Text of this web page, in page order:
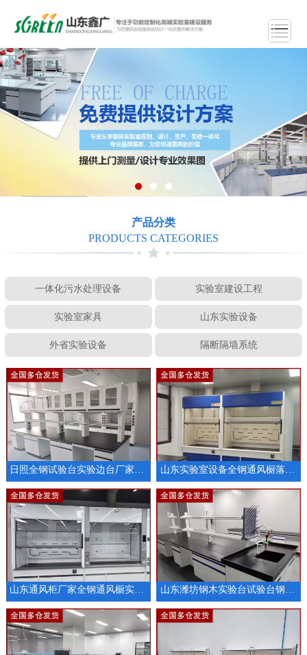
产品分类
PRODUCTS CATEGORIES
一体化污水处理设备 实验室建设工程
实验室家具 山东实验设备
外省实验设备 隔断隔墙系统
山东通风柜厂家全钢通风橱实验室排风设备 山东潍坊钢木实验台试验台钢木实验室操作台